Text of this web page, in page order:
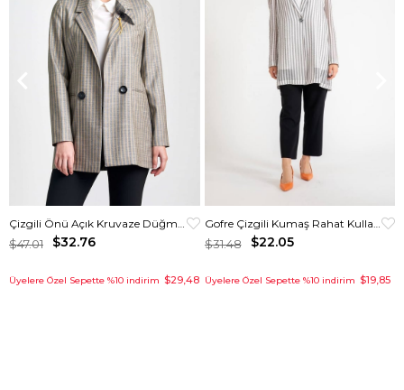
Çizgili Önü Açık Kruvaze Düğmeli Ceket
$32.76
$47.01
Üyelere Özel Sepette %10 indirim $29,48
Gofre Çizgili Kumaş Rahat Kullanımlı Kurtarıcı Ceket Gri
$22.05
$31.48
Üyelere Özel Sepette %10 indirim $19,85